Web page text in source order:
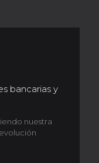
bancarias y
nuestra